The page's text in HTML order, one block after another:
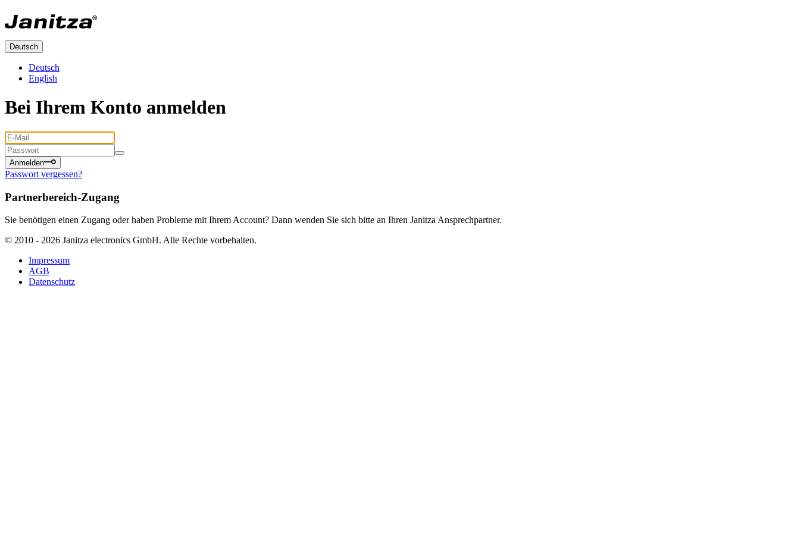
Deutsch
Deutsch
English
Bei Ihrem Konto anmelden
Anmelden
Passwort vergessen?
Partnerbereich-Zugang
Sie benötigen einen Zugang oder haben Probleme mit Ihrem Account? Dann wenden Sie sich bitte an Ihren Janitza Ansprechpartner.
© 2010 - 2026 Janitza electronics GmbH. Alle Rechte vorbehalten.
Impressum
AGB
Datenschutz